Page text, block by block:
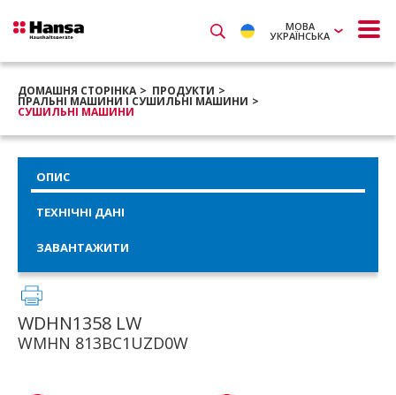
МОВА
УКРАЇНСЬКА
ДОМАШНЯ СТОРІНКА ПРОДУКТИ
ПРАЛЬНІ МАШИНИ І СУШИЛЬНІ МАШИНИ
СУШИЛЬНІ МАШИНИ
ОПИС
ТЕХНІЧНІ ДАНІ
ЗАВАНТАЖИТИ
WDHN1358 LW
WMHN 813BC1UZD0W